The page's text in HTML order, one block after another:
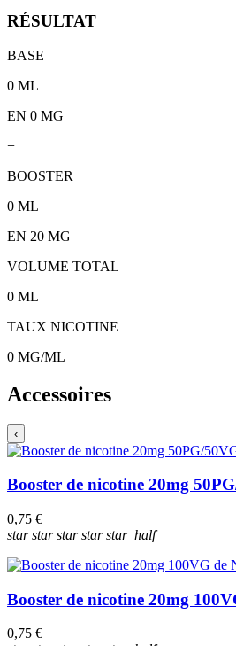
RÉSULTAT
BASE
0 ML
EN 0 MG
+
BOOSTER
0 ML
EN 20 MG
VOLUME TOTAL
0 ML
TAUX NICOTINE
0 MG/ML
Accessoires
‹
Booster de nicotine 20mg
0,75 €
starstarstarstarstar_half
Booster de nicotine 20mg
0,75 €